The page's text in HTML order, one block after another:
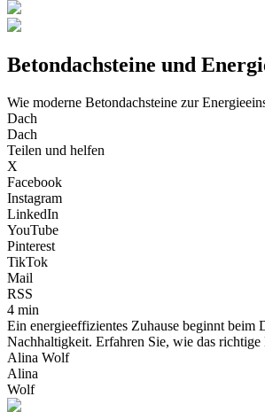
Betondachsteine und
Wie moderne Betondachsteine zur
Dach
Dach
Teilen und helfen
X
Facebook
Instagram
LinkedIn
YouTube
Pinterest
TikTok
Mail
RSS
4 min
Ein energieeffizientes Zuhause beginnt beim
Nachhaltigkeit. Erfahren Sie, wie das
Alina Wolf
Alina
Wolf